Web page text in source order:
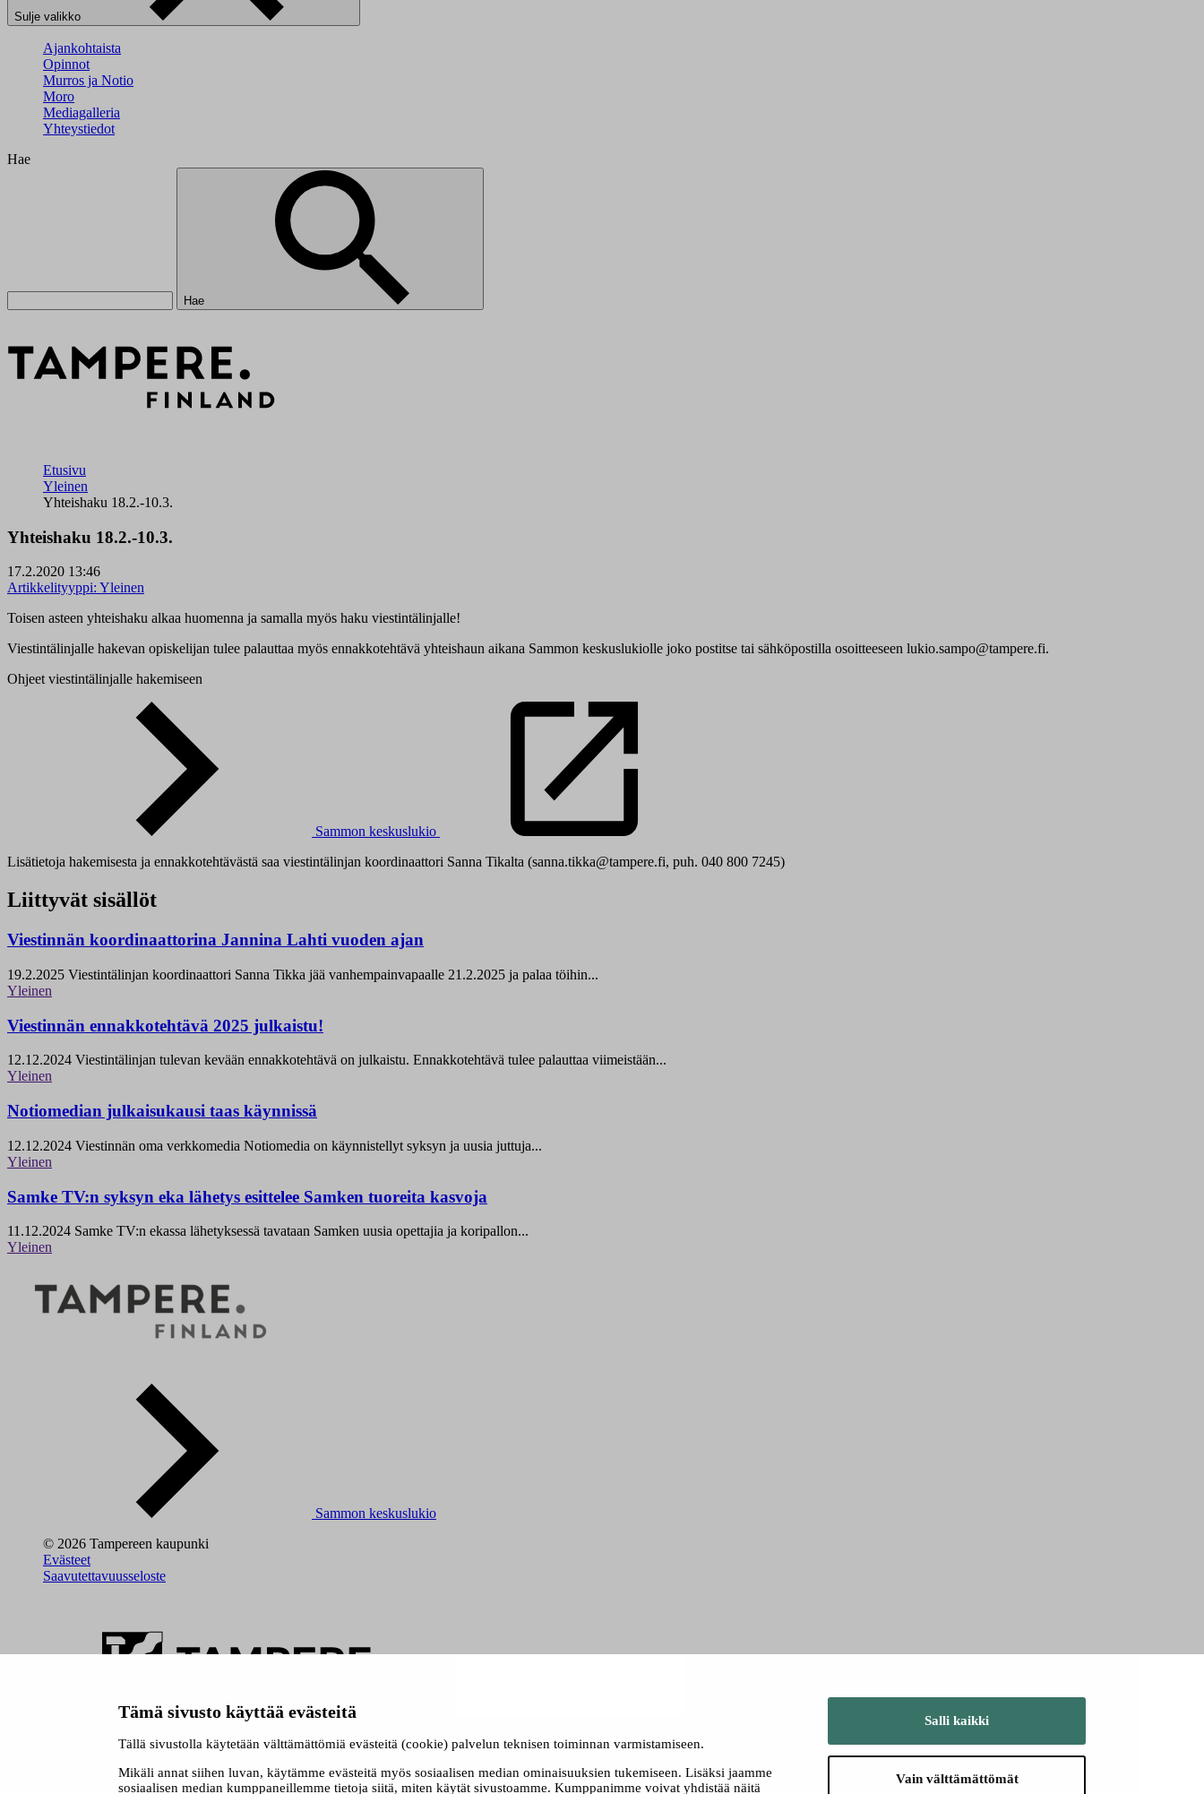
Tämä sivusto käyttää evästeitä
Tällä sivustolla käytetään välttämättömiä evästeitä (cookie) palvelun teknisen toiminnan varmistamiseen.
Mikäli annat siihen luvan, käytämme evästeitä myös sosiaalisen median ominaisuuksien tukemiseen. Lisäksi jaamme
sosiaalisen median kumppaneillemme tietoja siitä, miten käytät sivustoamme. Kumppanimme voivat yhdistää näitä
Salli kaikki
Vain välttämättömät
Sulje valikko
Ajankohtaista
Opinnot
Murros ja Notio
Moro
Mediagalleria
Yhteystiedot
Hae
Hae
Etusivu
Yleinen
Yhteishaku 18.2.-10.3.
Yhteishaku 18.2.-10.3.
17.2.2020 13:46
Artikkelityyppi: Yleinen
Toisen asteen yhteishaku alkaa huomenna ja samalla myös haku viestintälinjalle!
Viestintälinjalle hakevan opiskelijan tulee palauttaa myös ennakkotehtävä yhteishaun aikana Sammon keskuslukiolle joko postitse tai sähköpostilla osoitteeseen lukio.sampo@tampere.fi.
Ohjeet viestintälinjalle hakemiseen
Sammon keskuslukio
Lisätietoja hakemisesta ja ennakkotehtävästä saa viestintälinjan koordinaattori Sanna Tikalta (sanna.tikka@tampere.fi, puh. 040 800 7245)
Liittyvät sisällöt
Viestinnän koordinaattorina Jannina Lahti vuoden ajan
19.2.2025 Viestintälinjan koordinaattori Sanna Tikka jää vanhempainvapaalle 21.2.2025 ja palaa töihin...
Yleinen
Viestinnän ennakkotehtävä 2025 julkaistu!
12.12.2024 Viestintälinjan tulevan kevään ennakkotehtävä on julkaistu. Ennakkotehtävä tulee palauttaa viimeistään...
Yleinen
Notiomedian julkaisukausi taas käynnissä
12.12.2024 Viestinnän oma verkkomedia Notiomedia on käynnistellyt syksyn ja uusia juttuja...
Yleinen
Samke TV:n syksyn eka lähetys esittelee Samken tuoreita kasvoja
11.12.2024 Samke TV:n ekassa lähetyksessä tavataan Samken uusia opettajia ja koripallon...
Yleinen
Sammon keskuslukio
© 2026 Tampereen kaupunki
Evästeet
Saavutettavuusseloste